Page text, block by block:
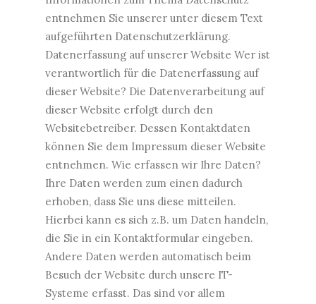
entnehmen Sie unserer unter diesem Text
aufgeführten Datenschutzerklärung.
Datenerfassung auf unserer Website Wer ist
verantwortlich für die Datenerfassung auf
dieser Website? Die Datenverarbeitung auf
dieser Website erfolgt durch den
Websitebetreiber. Dessen Kontaktdaten
können Sie dem Impressum dieser Website
entnehmen. Wie erfassen wir Ihre Daten?
Ihre Daten werden zum einen dadurch
erhoben, dass Sie uns diese mitteilen.
Hierbei kann es sich z.B. um Daten handeln,
die Sie in ein Kontaktformular eingeben.
Andere Daten werden automatisch beim
Besuch der Website durch unsere IT-
Systeme erfasst. Das sind vor allem